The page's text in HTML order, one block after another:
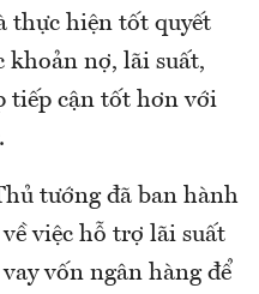
thực hiện tốt quyết
khoản nợ, lãi suất,
tiếp cận tốt hơn với
tướng đã ban hành
việc hỗ trợ lãi suất
vốn ngân hàng để